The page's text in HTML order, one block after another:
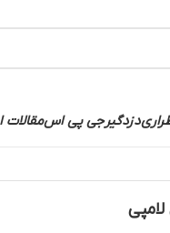
دزدگیرجی پی اسمقالات
لامپی